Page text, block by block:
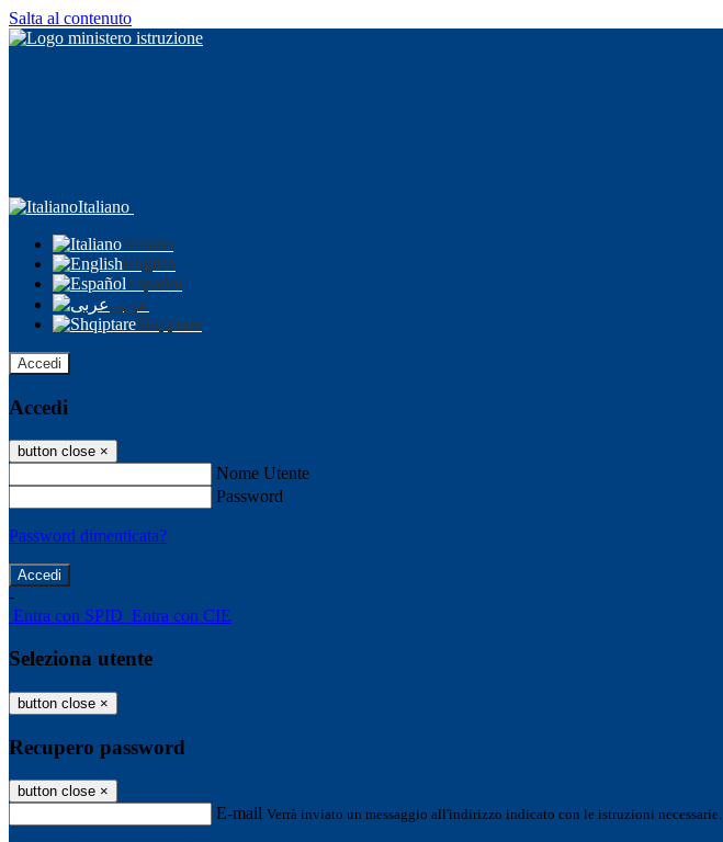
Salta al contenuto
Italiano
Italiano
English
Español
عربى
Shqiptare
Accedi
Accedi
button close ×
Nome Utente
Password
Password dimenticata?
-
Entra con SPID Entra con CIE
Seleziona utente
button close ×
Recupero password
button close ×
E-mail Verrà inviato un messaggio all'indirizzo indicato con le istruzioni necessarie.